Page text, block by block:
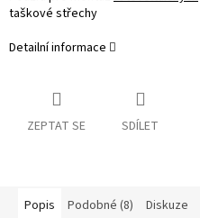
taškové střechy
Detailní informace
ZEPTAT SE SDÍLET
Popis Podobné (8) Diskuze